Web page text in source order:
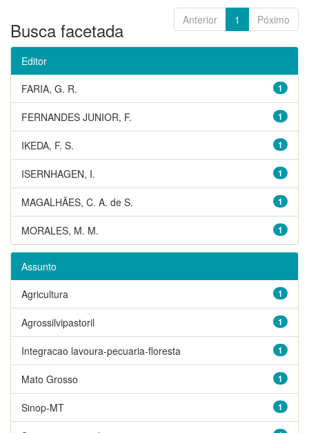
Anterior 1 Póximo
Busca facetada
Editor
1
FARIA, G. R.
1
FERNANDES JUNIOR, F.
1
IKEDA, F. S.
1
ISERNHAGEN, I.
1
MAGALHÃES, C. A. de S.
1
MORALES, M. M.
Assunto
1
Agricultura
1
Agrossilvipastoril
1
Integracao lavoura-pecuaria-floresta
1
Mato Grosso
1
Sinop-MT